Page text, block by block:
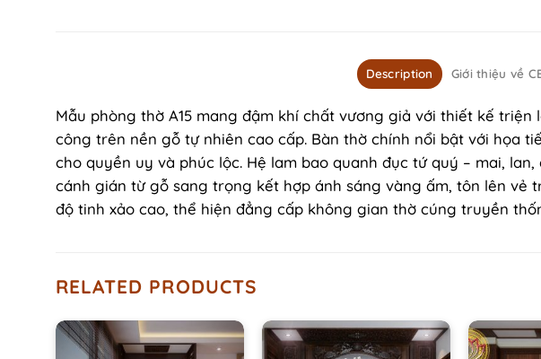
Description Giới thiệu về
Mẫu phòng thờ A15 mang đậm khí chất vương giả với thiết kế
công trên nền gỗ tự nhiên cao cấp. Bàn thờ chính nổi bật với họa
cho quyền uy và phúc lộc. Hệ lam bao quanh đục tứ quý – mai,
cánh gián từ gỗ sang trọng kết hợp ánh sáng vàng ấm, tôn lên vẻ
độ tinh xảo cao, thể hiện đẳng cấp không gian thờ cúng truyền
RELATED PRODUCTS